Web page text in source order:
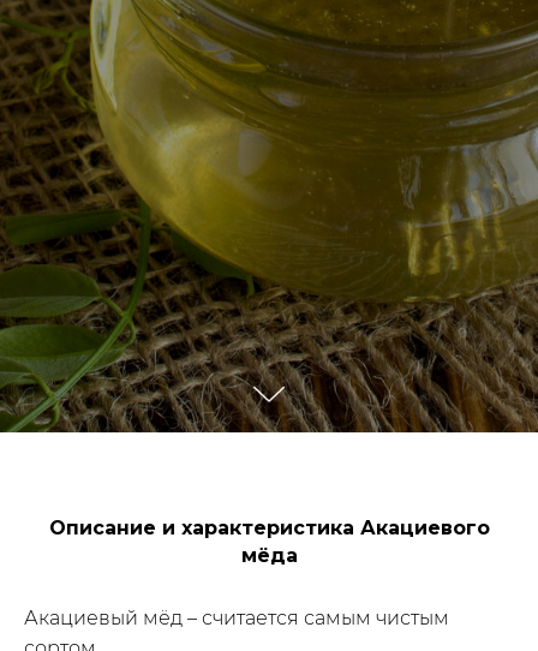
Описание и характеристика Акациевого
мёда
Акациевый мёд – считается самым чистым